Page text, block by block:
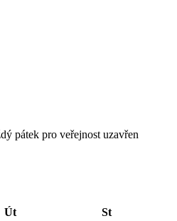
pátek pro veřejnost uzavřen
Út
St